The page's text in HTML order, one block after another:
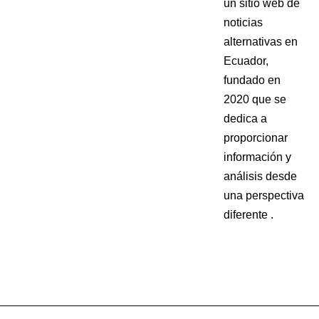
un sitio web de
noticias
alternativas en
Ecuador,
fundado en
2020 que se
dedica a
proporcionar
información y
análisis desde
una perspectiva
diferente .